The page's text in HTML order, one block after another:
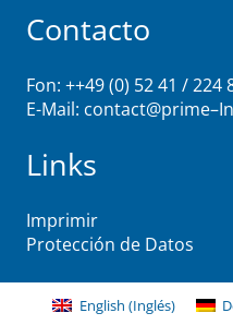
Contacto
Fon: ++49 (0) 52 41 / 224
E-Mail: contact@prime–
Links
Imprimir
Protección de Datos
English (Inglés)